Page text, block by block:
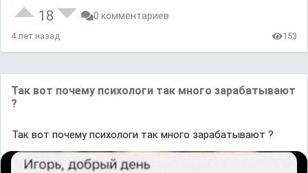
18 0 комментариев
4 лет назад 153
Так вот почему психологи так много зарабатывают
?
Так вот почему психологи так много зарабатывают ?